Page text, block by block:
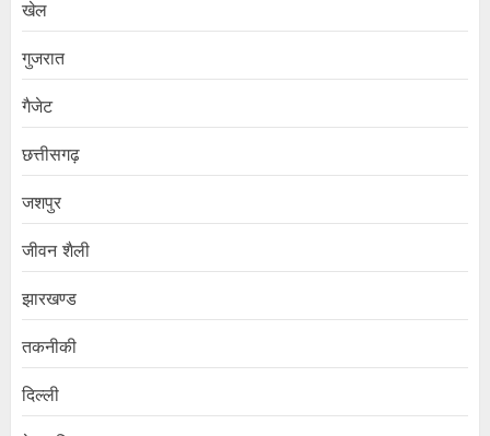
खेल
गुजरात
गैजेट
छत्तीसगढ़
जशपुर
जीवन शैली
झारखण्ड
तकनीकी
दिल्ली